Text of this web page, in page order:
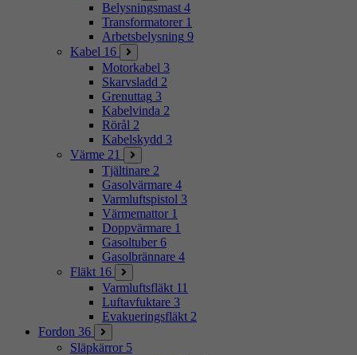
Belysningsmast 4
Transformatorer 1
Arbetsbelysning 9
Kabel 16
Motorkabel 3
Skarvsladd 2
Grenuttag 3
Kabelvinda 2
Rörål 2
Kabelskydd 3
Värme 21
Tjältinare 2
Gasolvärmare 4
Varmluftspistol 3
Värmemattor 1
Doppvärmare 1
Gasoltuber 6
Gasolbrännare 4
Fläkt 16
Varmluftsfläkt 11
Luftavfuktare 3
Evakueringsfläkt 2
Fordon 36
Släpkärror 5